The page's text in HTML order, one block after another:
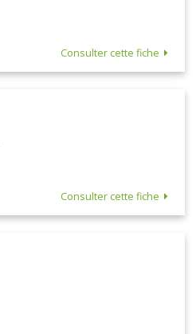
Consulter cette fiche
Consulter cette fiche